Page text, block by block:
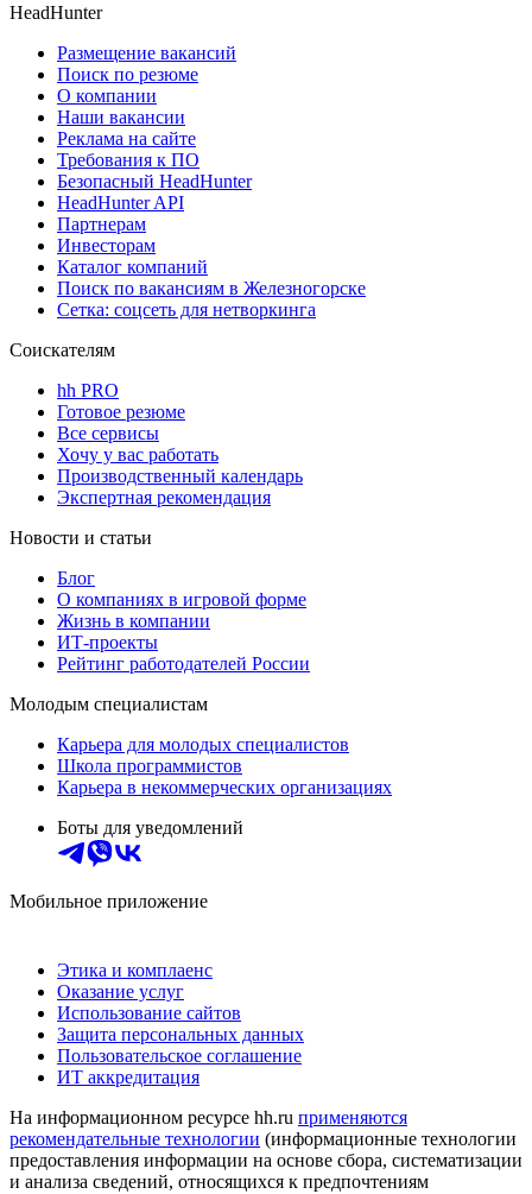
HeadHunter
Размещение вакансий
Поиск по резюме
О компании
Наши вакансии
Реклама на сайте
Требования к ПО
Безопасный HeadHunter
HeadHunter API
Партнерам
Инвесторам
Каталог компаний
Поиск по вакансиям в Железногорске
Сетка: соцсеть для нетворкинга
Соискателям
hh PRO
Готовое резюме
Все сервисы
Хочу у вас работать
Производственный календарь
Экспертная рекомендация
Новости и статьи
Блог
О компаниях в игровой форме
Жизнь в компании
ИТ-проекты
Рейтинг работодателей России
Молодым специалистам
Карьера для молодых специалистов
Школа программистов
Карьера в некоммерческих организациях
Боты для уведомлений
Мобильное приложение
Этика и комплаенс
Оказание услуг
Использование сайтов
Защита персональных данных
Пользовательское соглашение
ИТ аккредитация
На информационном ресурсе hh.ru применяются
рекомендательные технологии (информационные технологии
предоставления информации на основе сбора, систематизации
и анализа сведений, относящихся к предпочтениям